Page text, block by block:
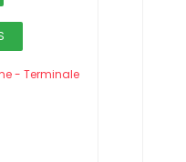
- Terminale